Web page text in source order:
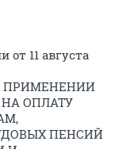
11 августа
ПРИМЕНЕНИИ
ОПЛАТУ
ПЕНСИЙ